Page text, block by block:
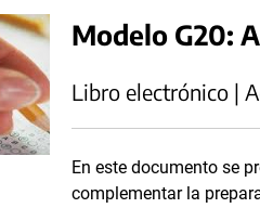
Modelo G20:
Libro electrónico |
En este documento se
complementar la